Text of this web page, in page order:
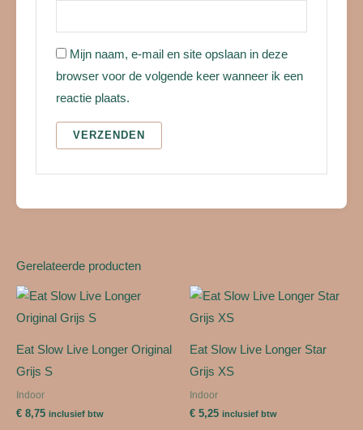
Mijn naam, e-mail en site opslaan in deze
browser voor de volgende keer wanneer ik een
reactie plaats.
Gerelateerde producten
Eat Slow Live Longer Original
Grijs S
Indoor
€ 8,75 inclusief btw
Eat Slow Live Longer Star
Grijs XS
Indoor
€ 5,25 inclusief btw